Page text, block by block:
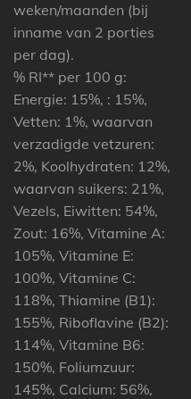
weken/maanden (bij
inname van 2 porties
per dag).
% RI** per 100 g:
Energie: 15%, : 15%,
Vetten: 1%, waarvan
verzadigde vetzuren:
2%, Koolhydraten: 12%,
waarvan suikers: 21%,
Vezels, Eiwitten: 54%,
Zout: 16%, Vitamine A:
105%, Vitamine E:
100%, Vitamine C:
118%, Thiamine (B1):
155%, Riboflavine (B2):
114%, Vitamine B6:
150%, Foliumzuur:
145%, Calcium: 56%,